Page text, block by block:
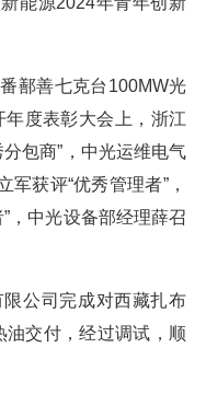
善七克台100MW光
度表彰大会上，浙江
包商”，中光运维电气
军获评“优秀管理者”，
，中光设备部经理薛召
公司完成对西藏扎布
交付，经过调试，顺